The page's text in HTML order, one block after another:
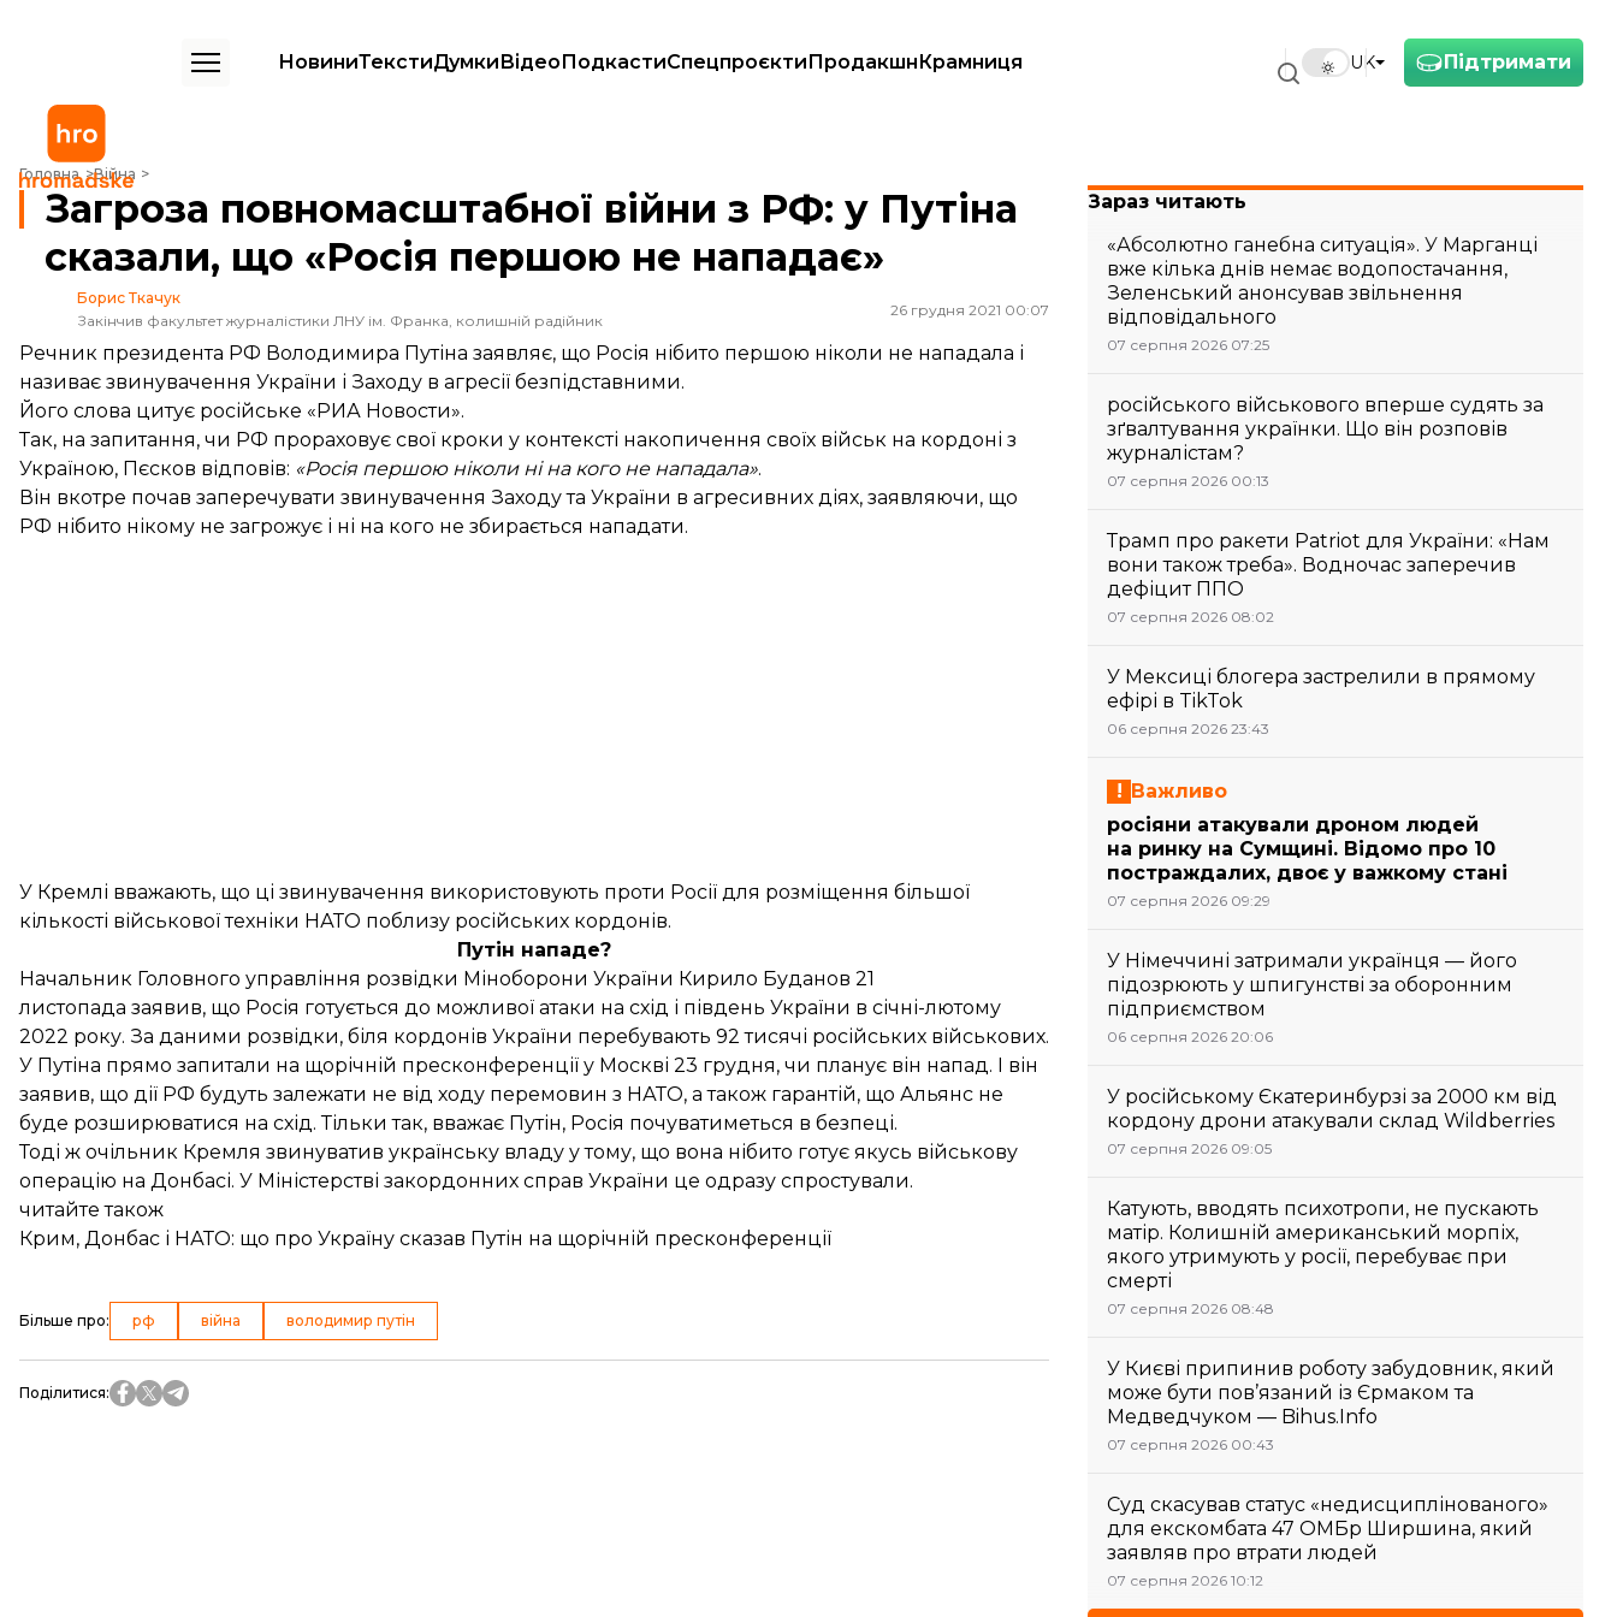
Підтримати
UK
НовиниТекстиДумкиВідеоПодкастиСпецпроєктиПродакшнКрамниця
Головна Війна
Загроза повномасштабної війни з РФ: у Путіна сказали, що «Росія першою не нападає»
Загроза повномасштабної війни з РФ: у Путіна
сказали, що «Росія першою не нападає»
Борис Ткачук
Закінчив факультет журналістики ЛНУ ім. Франка, колишній радійник
26 грудня 2021 00:07
Речник президента РФ Володимира Путіна заявляє, що Росія нібито першою ніколи не нападала і
називає звинувачення України і Заходу в агресії безпідставними.
Його слова цитує російське «РИА Новости».
Так, на запитання, чи РФ прораховує свої кроки у контексті накопичення своїх військ на кордоні з
Україною, Пєсков відповів: «Росія першою ніколи ні на кого не нападала».
Він вкотре почав заперечувати звинувачення Заходу та України в агресивних діях, заявляючи, що
РФ нібито нікому не загрожує і ні на кого не збирається нападати.
У Кремлі вважають, що ці звинувачення використовують проти Росії для розміщення більшої
кількості військової техніки НАТО поблизу російських кордонів.
Путін нападе?
Начальник Головного управління розвідки Міноборони України Кирило Буданов 21
листопада заявив, що Росія готується до можливої атаки на схід і південь України в січні-лютому
2022 року. За даними розвідки, біля кордонів України перебувають 92 тисячі російських військових.
У Путіна прямо запитали на щорічній пресконференції у Москві 23 грудня, чи планує він напад. І він
заявив, що дії РФ будуть залежати не від ходу перемовин з НАТО, а також гарантій, що Альянс не
буде розширюватися на схід. Тільки так, вважає Путін, Росія почуватиметься в безпеці.
Тоді ж очільник Кремля звинуватив українську владу у тому, що вона нібито готує якусь військову
операцію на Донбасі. У Міністерстві закордонних справ України це одразу спростували.
читайте також
Крим, Донбас і НАТО: що про Україну сказав Путін на щорічній пресконференції
Більше про: рф війна володимир путін
Поділитися:
Зараз читають
«Абсолютно ганебна ситуація». У Марганці
вже кілька днів немає водопостачання,
Зеленський анонсував звільнення
відповідального
07 серпня 2026 07:25
російського військового вперше судять за
зґвалтування українки. Що він розповів
журналістам?
07 серпня 2026 00:13
Трамп про ракети Patriot для України: «Нам
вони також треба». Водночас заперечив
дефіцит ППО
07 серпня 2026 08:02
У Мексиці блогера застрелили в прямому
ефірі в TikTok
06 серпня 2026 23:43
Важливо
росіяни атакували дроном людей
на ринку на Сумщині. Відомо про 10
постраждалих, двоє у важкому стані
07 серпня 2026 09:29
У Німеччині затримали українця — його
підозрюють у шпигунстві за оборонним
підприємством
06 серпня 2026 20:06
У російському Єкатеринбурзі за 2000 км від
кордону дрони атакували склад Wildberries
07 серпня 2026 09:05
Катують, вводять психотропи, не пускають
матір. Колишній американський морпіх,
якого утримують у росії, перебуває при
смерті
07 серпня 2026 08:48
У Києві припинив роботу забудовник, який
може бути пов’язаний із Єрмаком та
Медведчуком — Bihus.Info
07 серпня 2026 00:43
Суд скасував статус «недисциплінованого»
для екскомбата 47 ОМБр Ширшина, який
заявляв про втрати людей
07 серпня 2026 10:12